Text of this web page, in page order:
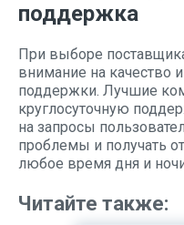
поддержка
При выборе
внимание на качество
поддержки. Лучшие
круглосуточную
на запросы
проблемы и получать
любое время дня и
Читайте также: